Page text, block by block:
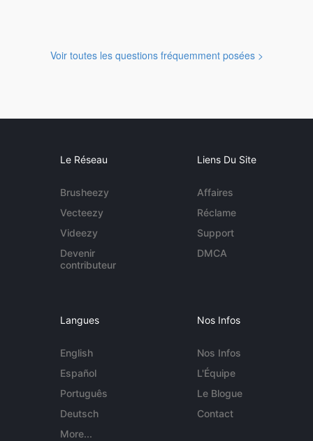
Voir toutes les questions fréquemment posées >
Le Réseau
Brusheezy
Vecteezy
Videezy
Devenir
contributeur
Liens Du Site
Affaires
Réclame
Support
DMCA
Langues
English
Español
Português
Deutsch
More...
Nos Infos
Nos Infos
L'Équipe
Le Blogue
Contact